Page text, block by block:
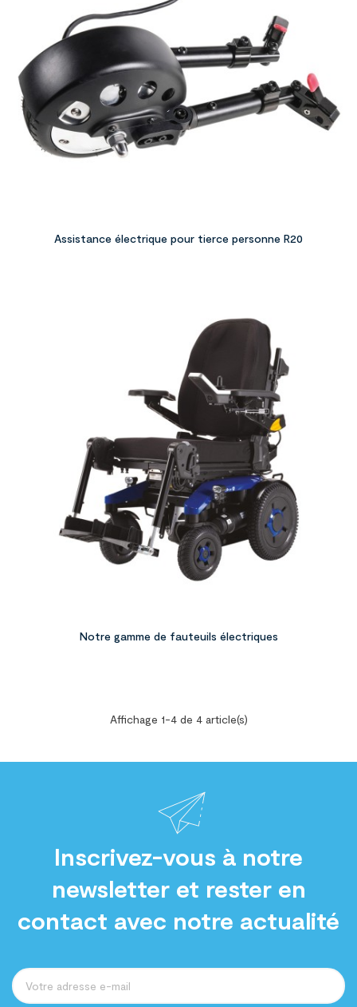
Assistance électrique pour tierce personne R20
Notre gamme de fauteuils électriques
Affichage 1-4 de 4 article(s)
Inscrivez-vous à notre
newsletter et rester en
contact avec notre actualité